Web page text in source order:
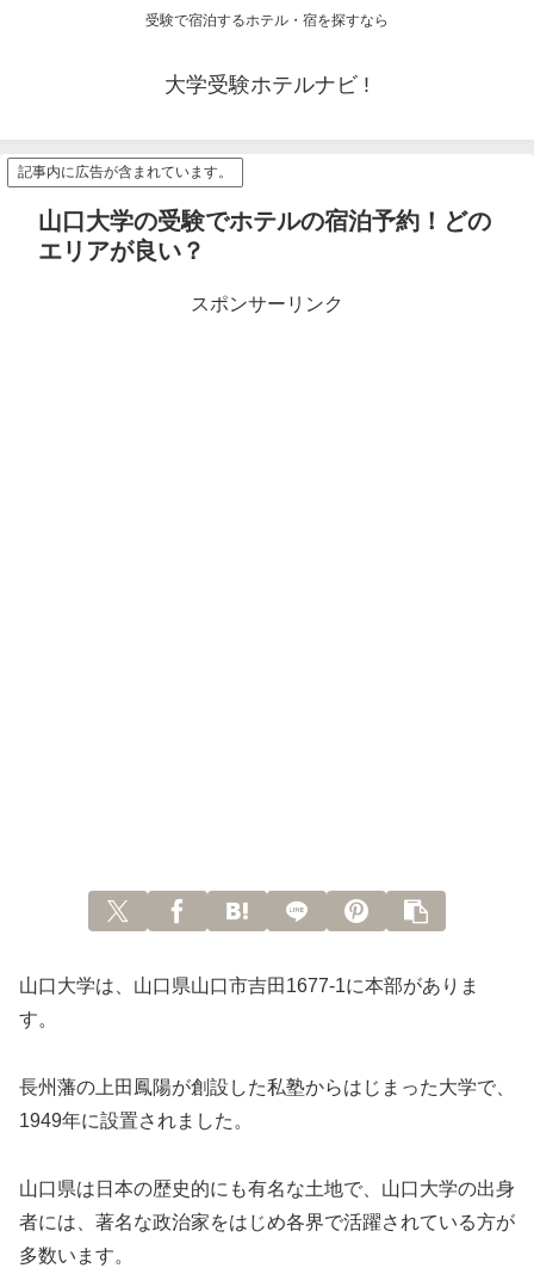
受験で宿泊するホテル・宿を探すなら
大学受験ホテルナビ !
記事内に広告が含まれています。
山口大学の受験でホテルの宿泊予約！どの
エリアが良い？
スポンサーリンク
山口大学は、山口県山口市吉田1677-1に本部がありま
す。
長州藩の上田鳳陽が創設した私塾からはじまった大学で、
1949年に設置されました。
山口県は日本の歴史的にも有名な土地で、山口大学の出身
者には、著名な政治家をはじめ各界で活躍されている方が
多数います。